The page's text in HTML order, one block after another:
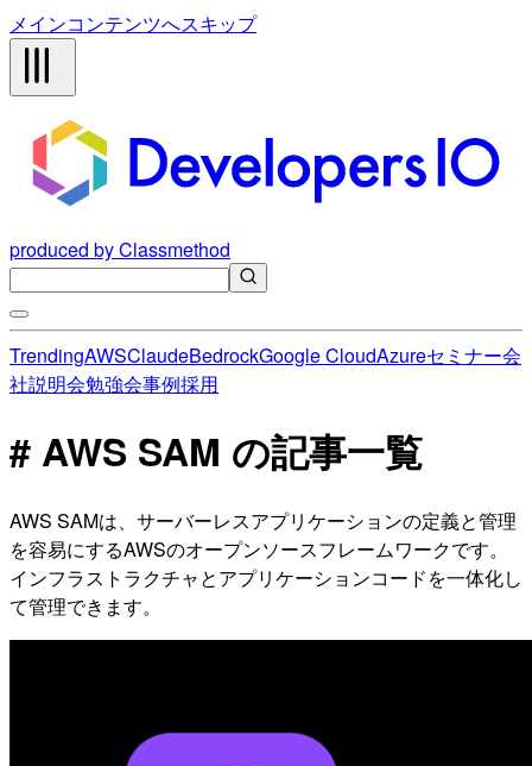
メインコンテンツへスキップ
produced by Classmethod
TrendingAWSClaudeBedrockGoogle CloudAzureセミナー会
社説明会勉強会事例採用
# AWS SAM の記事一覧
AWS SAMは、サーバーレスアプリケーションの定義と管理
を容易にするAWSのオープンソースフレームワークです。
インフラストラクチャとアプリケーションコードを一体化し
て管理できます。